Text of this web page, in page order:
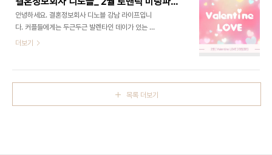
추첨을 통해 신세계 상품권, 고디바 골드 컬렉션, 스
타벅스 기프티콘을 증정합니다! 참여 기간은
2020.02.01 (토) ~ 2020.02.20(토)까지이며,
25세 이상의 대한민국 미혼남녀라면 참여 가능합니
을 드립니다 :) ​ 설레는 사랑을 시작하고 싶은 솔로들
안녕하세요. 결혼정보회사 디노블 강남 라이프입니
다. 커플들에게는 두근두근 발렌타인 데이가 있는 2
월이지만 솔로들에게는 더없이 외로운 날, 로맨틱 미
한 미팅파티는 청담 레스토랑에서 진행될 예정이며
더보기
목록 더보기